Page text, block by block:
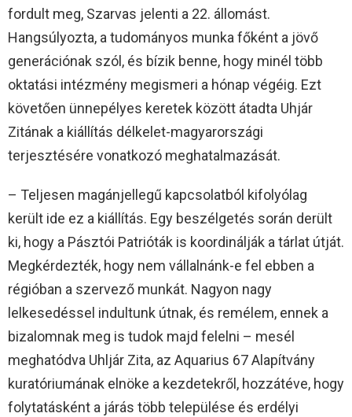
fordult meg, Szarvas jelenti a 22. állomást.
Hangsúlyozta, a tudományos munka főként a jövő
generációnak szól, és bízik benne, hogy minél több
oktatási intézmény megismeri a hónap végéig. Ezt
követően ünnepélyes keretek között átadta Uhjár
Zitának a kiállítás délkelet-magyarországi
terjesztésére vonatkozó meghatalmazását.
– Teljesen magánjellegű kapcsolatból kifolyólag
került ide ez a kiállítás. Egy beszélgetés során derült
ki, hogy a Pásztói Patrióták is koordinálják a tárlat útját.
Megkérdezték, hogy nem vállalnánk-e fel ebben a
régióban a szervező munkát. Nagyon nagy
lelkesedéssel indultunk útnak, és remélem, ennek a
bizalomnak meg is tudok majd felelni – mesél
meghatódva Uhljár Zita, az Aquarius 67 Alapítvány
kuratóriumának elnöke a kezdetekről, hozzátéve, hogy
folytatásként a járás több települése és erdélyi